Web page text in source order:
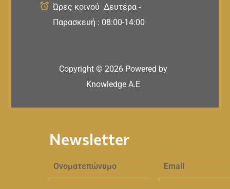
Ώρες κοινού Δευτέρα -
Παρασκευή : 08:00-14:00
Copyright © 2026 Powered by
Knowledge A.E
Newsletter